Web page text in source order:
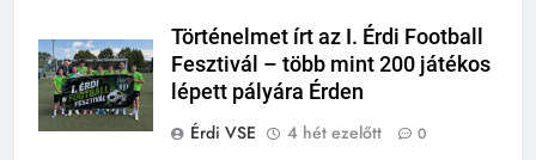
Történelmet írt az I. Érdi Football
Fesztivál – több mint 200 játékos
lépett pályára Érden
Érdi VSE
4 hét ezelőtt 0